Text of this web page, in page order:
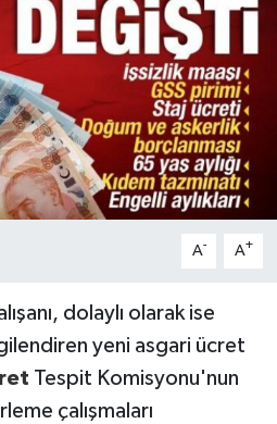
A- A+
dolaylı olarak ise
yeni asgari ücret
Tespit Komisyonu'nun
çalışmaları